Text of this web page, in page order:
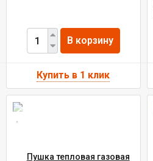
В корзину